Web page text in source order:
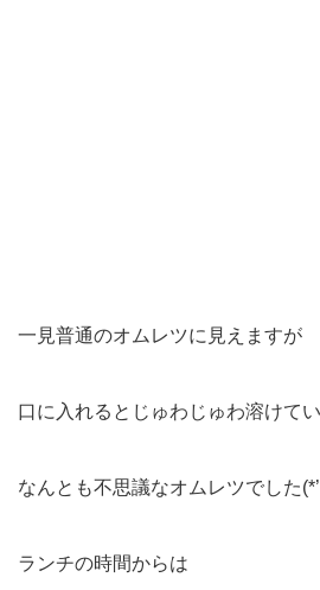
一見普通のオムレツに見えますが
口に入れるとじゅわじゅわ溶けてい
なんとも不思議なオムレツでした
ランチの時間からは